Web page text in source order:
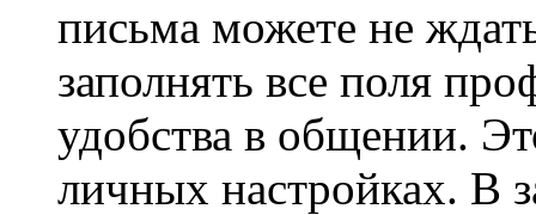
письма можете не
заполнять все поля
удобства в общении.
личных настройках. В